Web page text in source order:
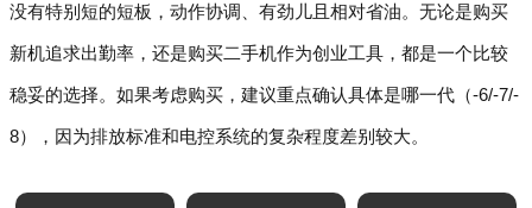
没有特别短的短板，动作协调、有劲儿且相对省油。无论是购买
新机追求出勤率，还是购买二手机作为创业工具，都是一个比较
稳妥的选择。如果考虑购买，建议重点确认具体是哪一代（-6/-7/-
8），因为排放标准和电控系统的复杂程度差别较大。